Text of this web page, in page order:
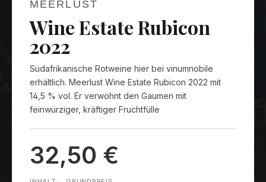
MEERLUST
Wine Estate Rubicon
2022
Südafrikanische Rotweine hier bei vinumnobile
erhältlich. Meerlust Wine Estate Rubicon 2022 mit
14,5 % vol. Er verwöhnt den Gaumen mit
feinwürziger, kräftiger Fruchtfülle
32,50 €